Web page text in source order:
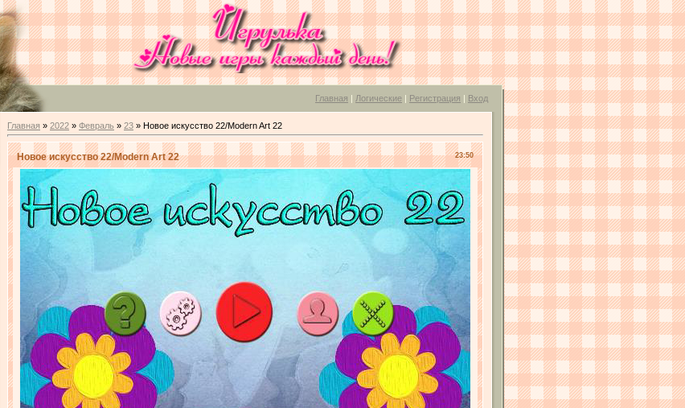
Главная | Логические | Регистрация | Вход
Главная » 2022 » Февраль » 23 » Новое искусство 22/Modern Art 22
23:50
Новое искусство 22/Modern Art 22